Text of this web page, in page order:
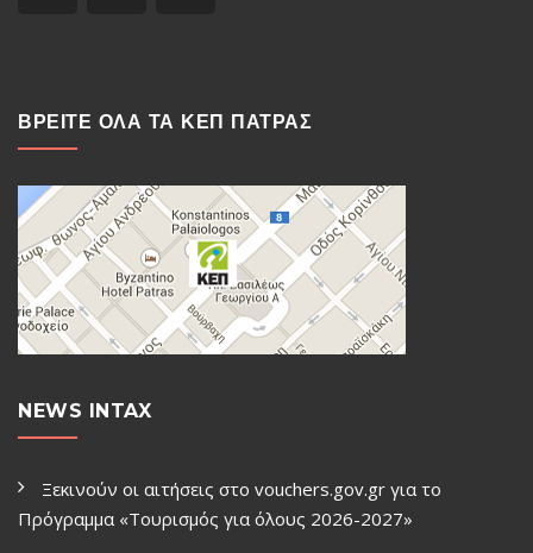
ΒΡΕΙΤΕ ΟΛΑ ΤΑ ΚΕΠ ΠΑΤΡΑΣ
NEWS INTAX
Ξεκινούν οι αιτήσεις στο vouchers.gov.gr για το
Πρόγραμμα «Τουρισμός για όλους 2026-2027»